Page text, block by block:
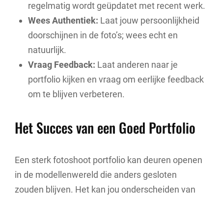
regelmatig wordt geüpdatet met recent werk.
Wees Authentiek: Laat jouw persoonlijkheid
doorschijnen in de foto’s; wees echt en
natuurlijk.
Vraag Feedback: Laat anderen naar je
portfolio kijken en vraag om eerlijke feedback
om te blijven verbeteren.
Het Succes van een Goed Portfolio
Een sterk fotoshoot portfolio kan deuren openen
in de modellenwereld die anders gesloten
zouden blijven. Het kan jou onderscheiden van